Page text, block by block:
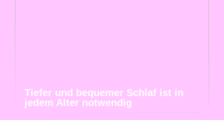
Tiefer und bequemer Schlaf ist in
jedem Alter notwendig